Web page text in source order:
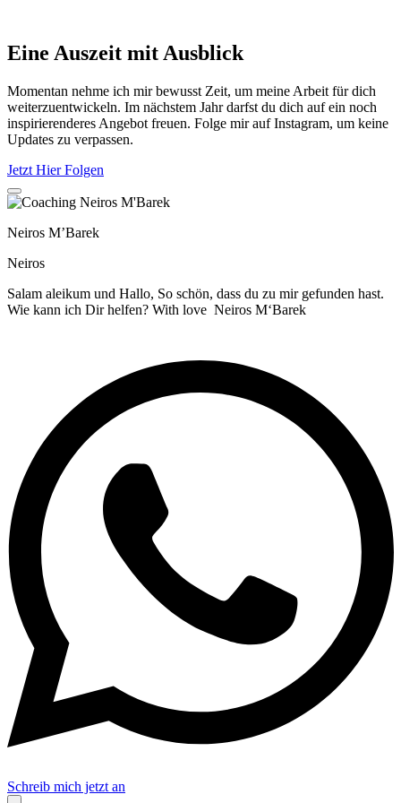
Eine Auszeit mit Ausblick
Momentan nehme ich mir bewusst Zeit, um meine Arbeit für dich
weiterzuentwickeln. Im nächstem Jahr darfst du dich auf ein noch
inspirierenderes Angebot freuen. Folge mir auf Instagram, um keine
Updates zu verpassen.
Jetzt Hier Folgen
Neiros M’Barek
Neiros
Salam aleikum und Hallo, So schön, dass du zu mir gefunden hast.
Wie kann ich Dir helfen? With love Neiros M‘Barek
Schreib mich jetzt an